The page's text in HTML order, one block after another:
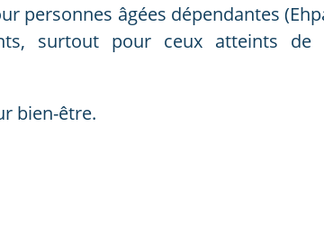
personnes âgées dépendantes
surtout pour ceux atteints de
bien-être.